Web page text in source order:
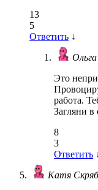
13
5
Ответить ↓
Ольга
Это
работа.
Загляни
8
3
Ответить
Катя